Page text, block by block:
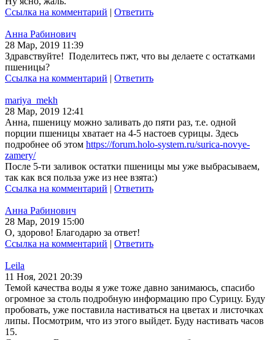
Ссылка на комментарий | Ответить
Анна Рабинович
28 Мар, 2019 11:39
Здравствуйте! Поделитесь пжт, что вы делаете с остатками
пшеницы?
Ссылка на комментарий | Ответить
mariya_mekh
28 Мар, 2019 12:41
Анна, пшеницу можно заливать до пяти раз, т.е. одной
порции пшеницы хватает на 4-5 настоев сурицы. Здесь
подробнее об этом https://forum.holo-system.ru/surica-novye-
zamery/
После 5-ти заливок остатки пшеницы мы уже выбрасываем,
так как вся польза уже из нее взята:)
Ссылка на комментарий | Ответить
Анна Рабинович
28 Мар, 2019 15:00
О, здорово! Благодарю за ответ!
Ссылка на комментарий | Ответить
Leila
11 Ноя, 2021 20:39
Темой качества воды я уже тоже давно занимаюсь, спасибо
огромное за столь подробную информацию про Сурицу. Буду
пробовать, уже поставила настиваться на цветах и листочках
липы. Посмотрим, что из этого выйдет. Буду настивать часов
15.